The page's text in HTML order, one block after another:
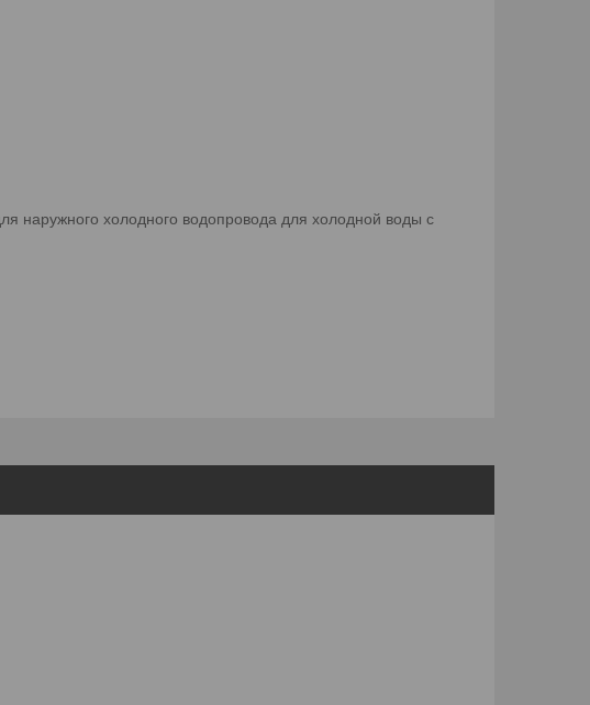
наружного холодного водопровода для холодной воды с